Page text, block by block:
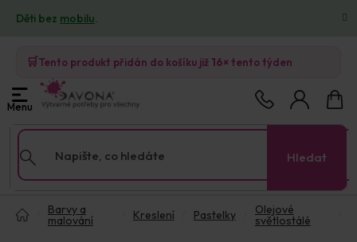
obsah
Děti bez mobilu.
🛒Tento produkt přidán do košíku již 16× tento týden
Hledat
košík
Barvy a
malování Kreslení Pastelky Olejové
světlostálé